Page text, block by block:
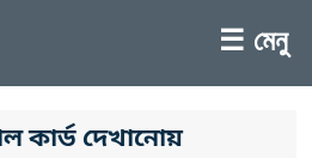
☰ মেনু
কার্ড দেখানোয়